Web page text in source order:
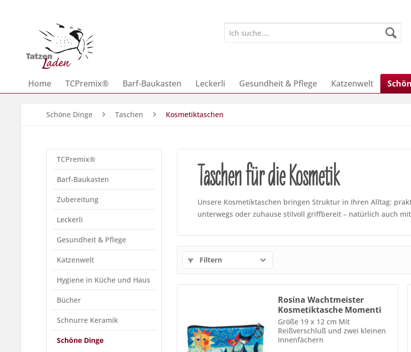
Home TCPremix® Barf-Baukasten Leckerli Gesundheit & Pflege Katzenwelt
Schöne Dinge Taschen Kosmetiktaschen
TCPremix®
Barf-Baukasten
Zubereitung
Leckerli
Gesundheit & Pflege
Katzenwelt
Hygiene in Küche und Haus
Bücher
Schnurre Keramik
Schöne Dinge
Taschen für die Kosmetik
Unsere Kosmetiktaschen bringen Struktur in Ihren Alltag:
unterwegs oder zuhause stilvoll griffbereit – natürlich auch
Filtern
Rosina Wachtmeister
Kosmetiktasche Momenti
di...
Größe 19 x 12 cm Mit
Reißverschluß und zwei kleinen
Innenfächern